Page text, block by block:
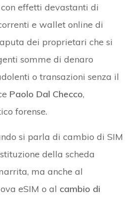
effetti devastanti di
e wallet online di
dei proprietari che si
somme di denaro
o transazioni senza il
Paolo Dal Checco,
forense.
si parla di cambio di SIM
della scheda
ma anche al
eSIM o al cambio di